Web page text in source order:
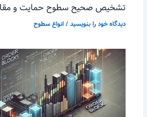
تشخیص صحیح سطوح حمایت و
دیدگاه‌ خود را بنویسید /انواع سطوح